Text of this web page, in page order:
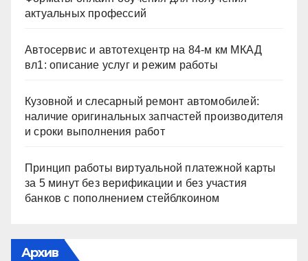
актуальных профессий
Автосервис и автотехцентр на 84-м км МКАД
вл1: описание услуг и режим работы
Кузовной и слесарный ремонт автомобилей:
наличие оригинальных запчастей производителя
и сроки выполнения работ
Принцип работы виртуальной платежной карты
за 5 минут без верификации и без участия
банков с пополнением стейблкоином
Архив